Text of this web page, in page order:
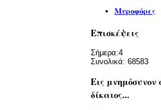
Μυροφόρες
Επισκέψεις
Σήμερα:4
Συνολικά: 68583
Εις μνημόσυνον
δίκαιος...